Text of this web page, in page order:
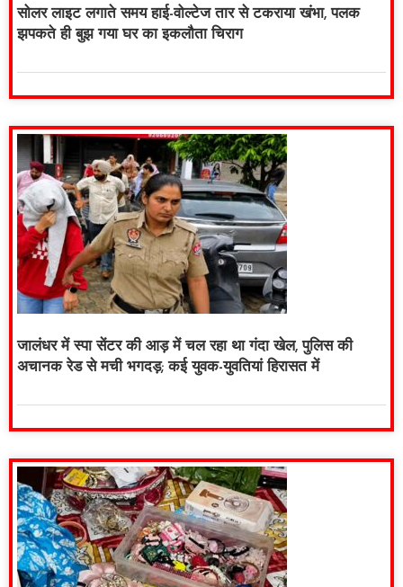
सोलर लाइट लगाते समय हाई-वोल्टेज तार से टकराया खंभा, पलक
झपकते ही बुझ गया घर का इकलौता चिराग
जालंधर में स्पा सेंटर की आड़ में चल रहा था गंदा खेल, पुलिस की
अचानक रेड से मची भगदड़; कई युवक-युवतियां हिरासत में